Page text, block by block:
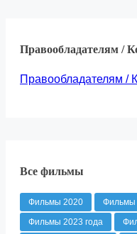
Правообладателям /
Правообладателям /
Все фильмы
Фильмы 2020 Фильмы
Фильмы 2023 года